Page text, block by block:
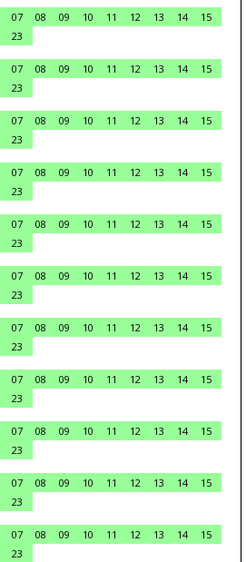
07 08 09 10 11 12 13 14
15
23
07 08 09 10 11 12 13 14
15
23
07 08 09 10 11 12 13 14
15
23
07 08 09 10 11 12 13 14
15
23
07 08 09 10 11 12 13 14
15
23
07 08 09 10 11 12 13 14
15
23
07 08 09 10 11 12 13 14
15
23
07 08 09 10 11 12 13 14
15
23
07 08 09 10 11 12 13 14
15
23
07 08 09 10 11 12 13 14
15
23
07 08 09 10 11 12 13 14
15
23